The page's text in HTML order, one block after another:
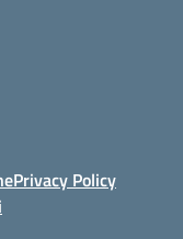
Privacy Policy